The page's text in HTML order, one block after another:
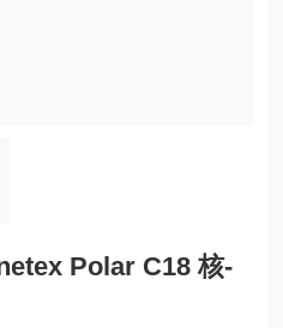
Polar C18 核-